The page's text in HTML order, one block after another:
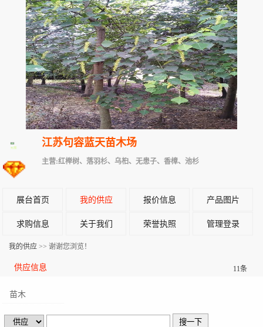
江苏句容蓝天苗木场
主营:红榉树、落羽杉、乌桕、无患子、香樟、池杉
展台首页 我的供应 报价信息 产品图片
求购信息 关于我们 荣誉执照 管理登录
我的供应 >> 谢谢您浏览！
供应信息 11条
苗木